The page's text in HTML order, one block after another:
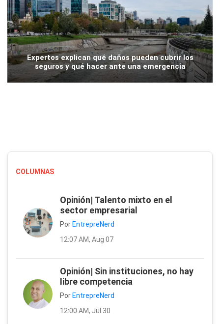
Expertos explican qué daños pueden cubrir los
seguros y qué hacer ante una emergencia
COLUMNAS
Opinión| Talento mixto en el
sector empresarial
Por EntrepreNerd
12:07 AM, Aug 07
Opinión| Sin instituciones, no hay
libre competencia
Por EntrepreNerd
12:00 AM, Jul 30